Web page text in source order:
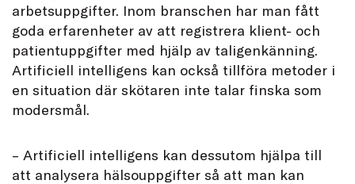
arbetsuppgifter. Inom branschen har man fått
goda erfarenheter av att registrera klient- och
patientuppgifter med hjälp av taligenkänning.
Artificiell intelligens kan också tillföra metoder i
en situation där skötaren inte talar finska som
modersmål.
– Artificiell intelligens kan dessutom hjälpa till
att analysera hälsouppgifter så att man kan